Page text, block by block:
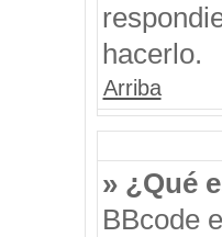
hacerlo.
Arriba
» ¿Qué
BBcode